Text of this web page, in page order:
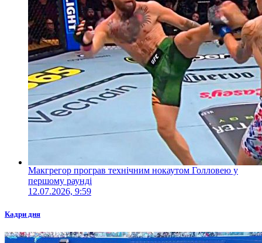
Макгрегор програв технічним нокаутом Голловею у
першому раунді
12.07.2026, 9:59
Кадри дня